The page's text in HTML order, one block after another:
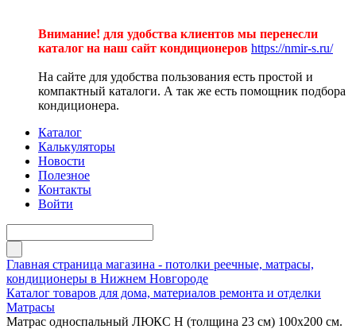
Внимание! для удобства клиентов мы перенесли
каталог на наш сайт кондиционеров https://nmir-s.ru/
На сайте для удобства пользования есть простой и
компактный каталоги. А так же есть помощник подбора
кондиционера.
Каталог
Калькуляторы
Новости
Полезное
Контакты
Войти
Главная страница магазина - потолки реечные, матрасы,
кондиционеры в Нижнем Новгороде
Каталог товаров для дома, материалов ремонта и отделки
Матрасы
Матрас односпальный ЛЮКС Н (толщина 23 см) 100х200 см.